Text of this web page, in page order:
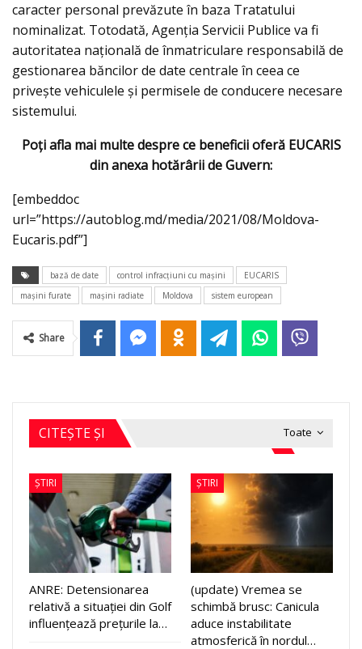
caracter personal prevăzute în baza Tratatului
nominalizat. Totodată, Agenția Servicii Publice va fi
autoritatea națională de înmatriculare responsabilă de
gestionarea băncilor de date centrale în ceea ce
privește vehiculele și permisele de conducere necesare
sistemului.
Poţi afla mai multe despre ce beneficii oferă EUCARIS
din anexa hotărârii de Guvern:
[embeddoc
url=”https://autoblog.md/media/2021/08/Moldova-
Eucaris.pdf”]
bază de date control infracţiuni cu maşini
EUCARIS
maşini furate
maşini radiate Moldova sistem european
Share
Toate
CITEȘTE ȘI
ȘTIRI
ANRE: Detensionarea
relativă a situației din Golf
influențează prețurile la…
ȘTIRI
(update) Vremea se
schimbă brusc: Canicula
aduce instabilitate
atmosferică în nordul…